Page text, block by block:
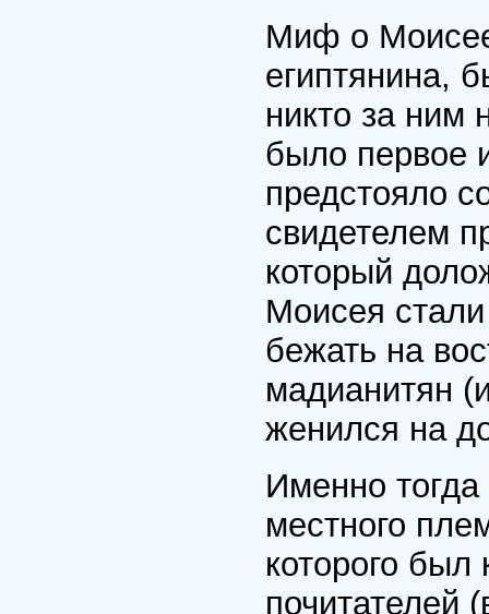
Миф о
египтянина,
никто за ним
было первое
предстояло
свидетелем
который
Моисея
бежать на
мадианитян
женился на
Именно
местного
которого был
почитателей